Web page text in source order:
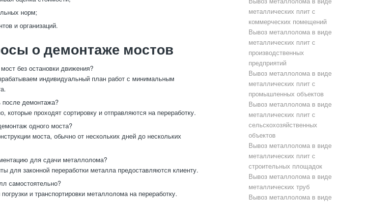
норм;
и организаций.
о демонтаже мостов
без остановки движения?
индивидуальный план работ с минимальным
демонтажа?
которые проходят сортировку и отправляются на переработку.
одного моста?
моста, обычно от нескольких дней до нескольких
для сдачи металлолома?
для законной переработки металла предоставляются клиенту.
самостоятельно?
и транспортировки металлолома на переработку.
металлических плит с
коммерческих помещений
Вывоз металлолома в виде
металлических плит с
производственных
предприятий
Вывоз металлолома в виде
металлических плит с
промышленных объектов
Вывоз металлолома в виде
металлических плит с
сельскохозяйственных
объектов
Вывоз металлолома в виде
металлических плит с
строительных площадок
Вывоз металлолома в виде
металлических труб
Вывоз металлолома в виде